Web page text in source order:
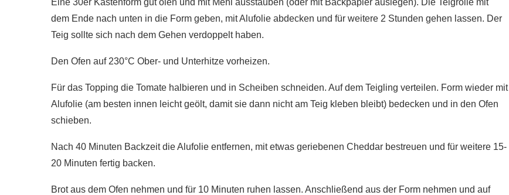
Eine 30er Kastenform gut ölen und mit Mehl ausstäuben (oder mit Backpapier auslegen). Die Teigrolle mit
dem Ende nach unten in die Form geben, mit Alufolie abdecken und für weitere 2 Stunden gehen lassen. Der
Teig sollte sich nach dem Gehen verdoppelt haben.
Den Ofen auf 230°C Ober- und Unterhitze vorheizen.
Für das Topping die Tomate halbieren und in Scheiben schneiden. Auf dem Teigling verteilen. Form wieder mit
Alufolie (am besten innen leicht geölt, damit sie dann nicht am Teig kleben bleibt) bedecken und in den Ofen
schieben.
Nach 40 Minuten Backzeit die Alufolie entfernen, mit etwas geriebenen Cheddar bestreuen und für weitere 15-
20 Minuten fertig backen.
Brot aus dem Ofen nehmen und für 10 Minuten ruhen lassen. Anschließend aus der Form nehmen und auf